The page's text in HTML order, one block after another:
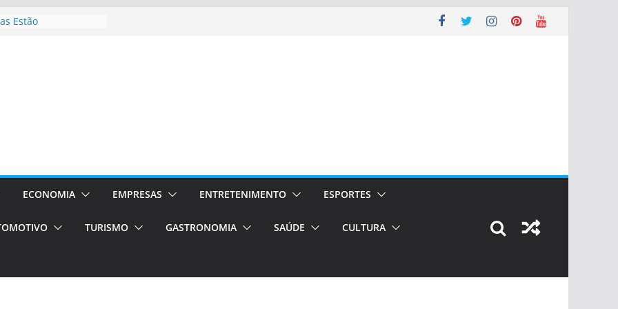
Estão
em Porto
de transfer,
de alto padrão
bolsas –
para o segundo
únicas e
de volta!
ECONOMIA EMPRESAS ENTRETENIMENTO ESPORTES
TURISMO GASTRONOMIA SAÚDE CULTURA